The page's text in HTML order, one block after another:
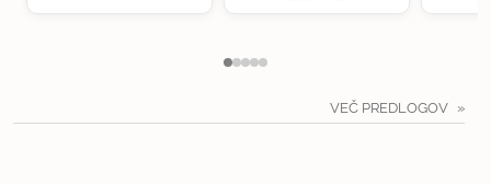
VEČ PREDLOGOV